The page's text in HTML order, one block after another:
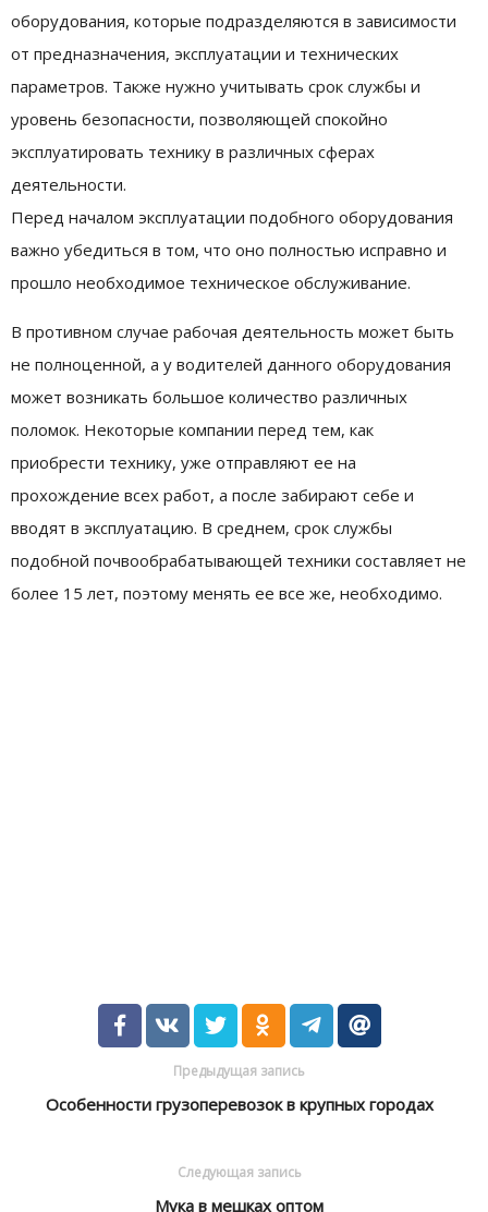
оборудования, которые подразделяются в зависимости
от предназначения, эксплуатации и технических
параметров. Также нужно учитывать срок службы и
уровень безопасности, позволяющей спокойно
эксплуатировать технику в различных сферах
деятельности.
Перед началом эксплуатации подобного оборудования
важно убедиться в том, что оно полностью исправно и
прошло необходимое техническое обслуживание.
В противном случае рабочая деятельность может быть
не полноценной, а у водителей данного оборудования
может возникать большое количество различных
поломок. Некоторые компании перед тем, как
приобрести технику, уже отправляют ее на
прохождение всех работ, а после забирают себе и
вводят в эксплуатацию. В среднем, срок службы
подобной почвообрабатывающей техники составляет не
более 15 лет, поэтому менять ее все же, необходимо.
Предыдущая запись
Особенности грузоперевозок в крупных городах
Следующая запись
Мука в мешках оптом